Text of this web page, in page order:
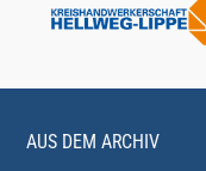
AUS DEM ARCHIV